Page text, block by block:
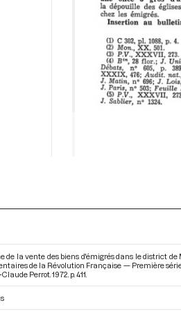
de la vente des biens d'émigrés dans le district
de la Révolution Française — Première
Perrot. 1972. p. 411.